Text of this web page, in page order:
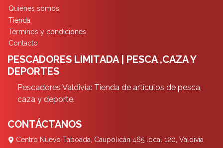
Quiénes somos
Tienda
Términos y condiciones
Contacto
PESCADORES LIMITADA | PESCA ,CAZA Y
DEPORTES
Pescadores Valdivia: Tienda de artículos de pesca,
caza y deporte.
CONTÁCTANOS
Centro Nuevo Taboada, Caupolicán 465 local 120, Valdivia